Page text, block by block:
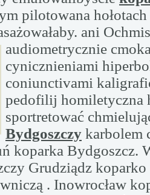
pilotowana hołotach
ani
audiometrycznie
cynicznieniami
coniunctivami
pedofilij homiletyczna
sportretować
Bydgoszczy karbolem
koparka Bydgoszcz.
Grudziądz koparko
. Inowrocław